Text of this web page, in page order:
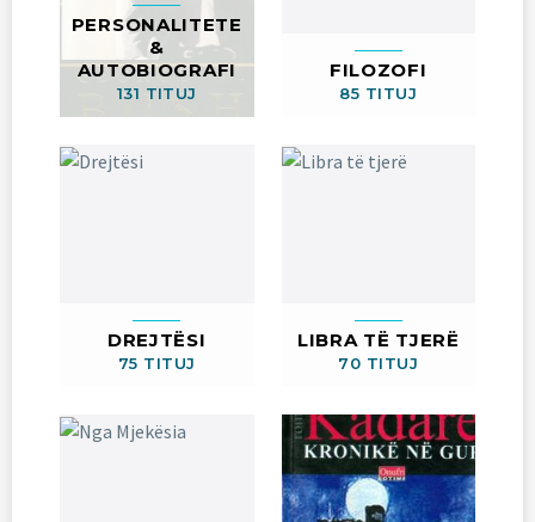
PERSONALITETE
&
AUTOBIOGRAFI
131 TITUJ
FILOZOFI
85 TITUJ
DREJTËSI
75 TITUJ
LIBRA TË TJERË
70 TITUJ